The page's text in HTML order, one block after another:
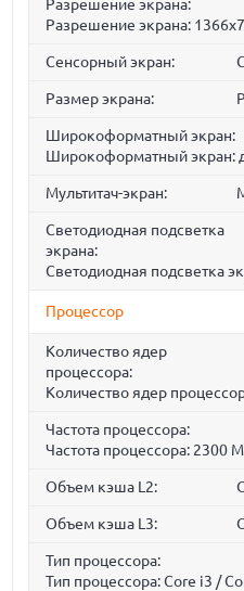
Разрешение экрана:
Разрешение экрана:
Сенсорный экран:
Размер экрана:
Широкоформатный экран:
Широкоформатный экран:
Мультитач-экран:
Светодиодная подсветка
экрана:
Светодиодная подсветка
Процессор
Количество ядер
процессора:
Количество ядер
Частота процессора:
Частота процессора: 2300
Объем кэша L2:
Объем кэша L3:
Тип процессора:
Тип процессора: Core i3 /